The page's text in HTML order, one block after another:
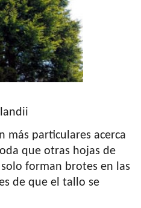
más particulares acerca
que otras hojas de
forman brotes en las
de que el tallo se